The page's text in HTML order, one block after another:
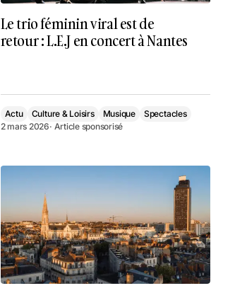
Le trio féminin viral est de
retour : L.E.J en concert à Nantes
Actu Culture & Loisirs Musique
Spectacles
2 mars 2026· Article sponsorisé